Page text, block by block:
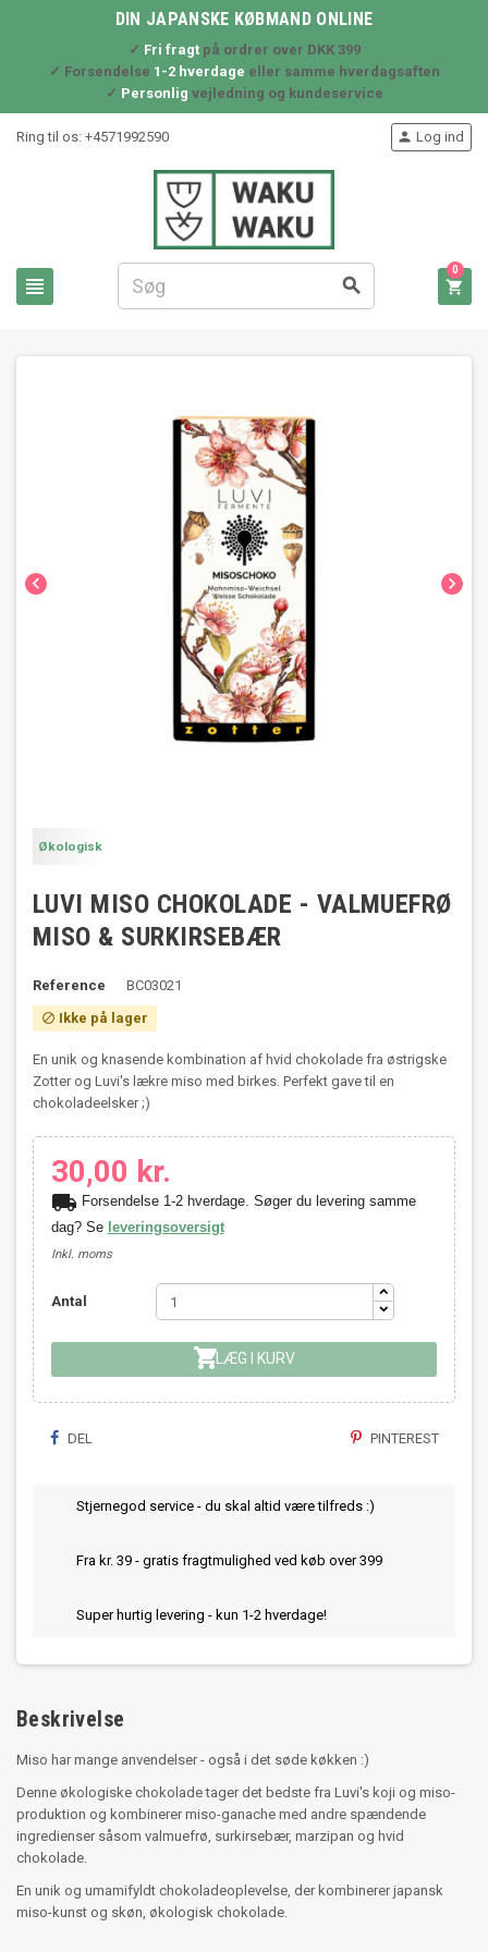
DIN JAPANSKE KØBMAND ONLINE
✓ Fri fragtpå ordrer over DKK 399
✓ Forsendelse 1-2 hverdage eller samme hverdagsaften
✓ Personlig vejledning og kundeservice
Ring til os: +4571992590
 
 Log ind

0
 
Økologisk
LUVI MISO CHOKOLADE - VALMUEFRØ
MISO & SURKIRSEBÆR
Reference BC03021
 Ikke på lager
En unik og knasende kombination af hvid chokolade fra østrigske
Zotter og Luvi's lækre miso med birkes. Perfekt gave til en
chokoladeelsker ;)
30,00 kr.
local_shippingForsendelse 1-2 hverdage. Søger du levering samme
dag? Se leveringsoversigt
Inkl. moms
Antal
 LÆG I KURV
DEL PINTEREST
Stjernegod service - du skal altid være tilfreds :)
Fra kr. 39 - gratis fragtmulighed ved køb over 399
Super hurtig levering - kun 1-2 hverdage!
Beskrivelse
Miso har mange anvendelser - også i det søde køkken :)
Denne økologiske chokolade tager det bedste fra Luvi's koji og miso-
produktion og kombinerer miso-ganache med andre spændende
ingredienser såsom valmuefrø, surkirsebær, marzipan og hvid
chokolade.
En unik og umamifyldt chokoladeoplevelse, der kombinerer japansk
miso-kunst og skøn, økologisk chokolade.